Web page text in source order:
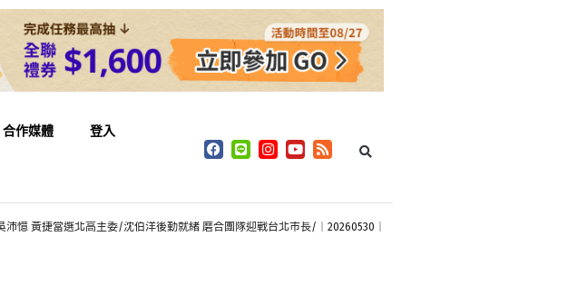
合作媒體 登入
憶 黃捷當選北高主委/沈伯洋後勤就緒 磨合團隊迎戰台北市長/｜20260530｜